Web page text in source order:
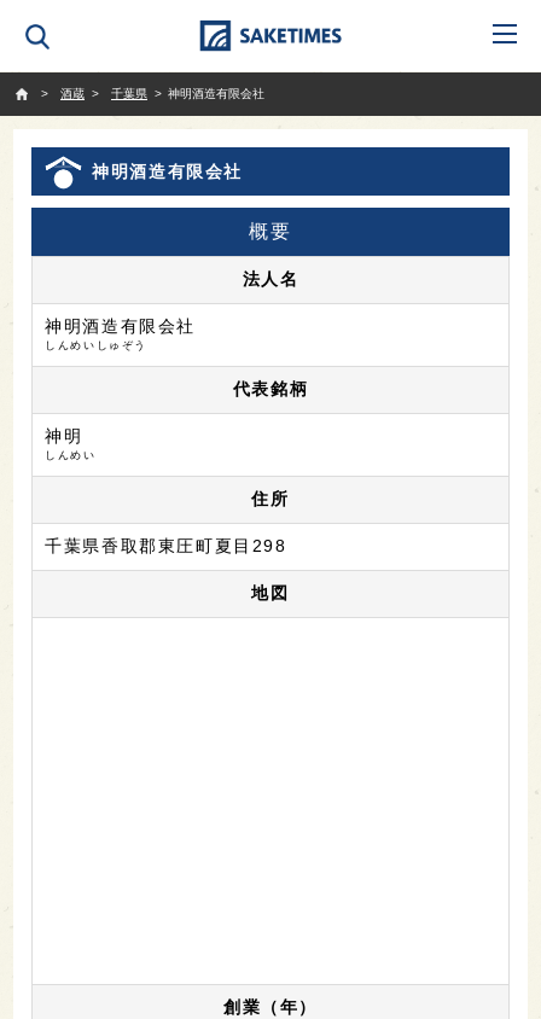
酒蔵
千葉県 神明酒造有限会社
神明酒造有限会社
概要
法人名
神明酒造有限会社
しんめいしゅぞう
代表銘柄
神明
しんめい
住所
千葉県香取郡東圧町夏目298
地図
創業（年）